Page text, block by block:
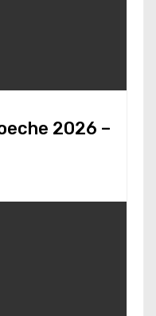
2026 –